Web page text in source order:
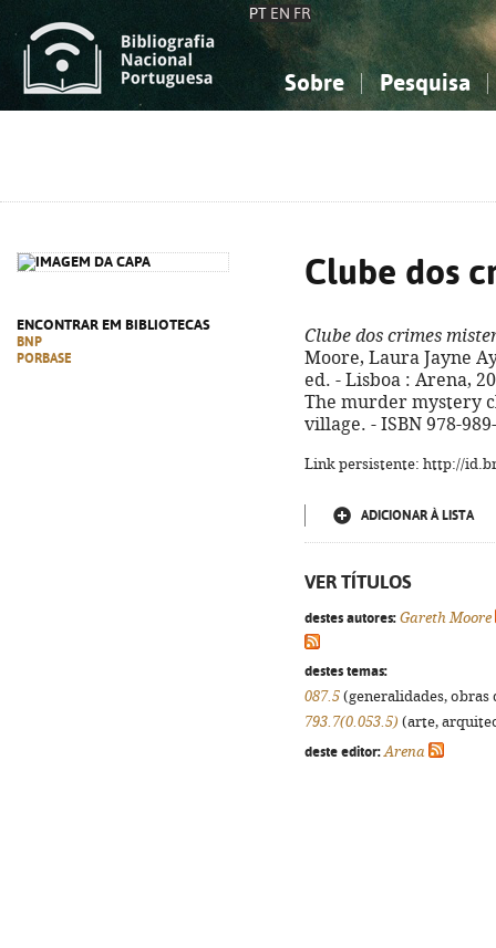
PT EN FR
Sobre Pesquisa
ENCONTRAR EM BIBLIOTECAS
BNP
PORBASE
Clube dos
Clube dos crimes
Moore, Laura Jayne
ed. - Lisboa : Arena,
The murder mystery
village. - ISBN 978-
Link persistente: http://
ADICIONAR À LISTA
VER TÍTULOS
destes autores: Gareth Moore
destes temas:
087.5 (generalidades,
793.7(0.053.5) (arte,
deste editor: Arena